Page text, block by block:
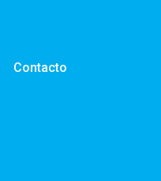
Contacto